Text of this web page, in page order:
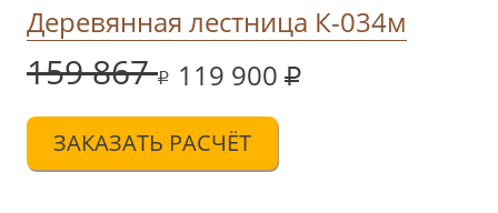
Деревянная лестница К-034м
159 867 119 900
ЗАКАЗАТЬ РАСЧЁТ